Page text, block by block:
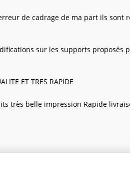
de cadrage de ma part ils
sur les supports
ET TRES RAPIDE
très belle impression Rapide